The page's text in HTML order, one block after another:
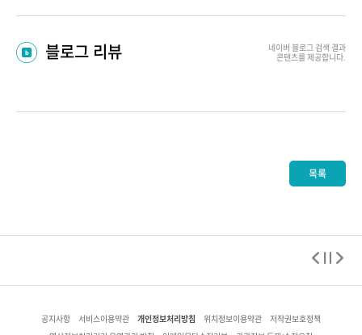
블로그 리뷰 네이버 블로그 검색 결과
콘텐츠를 제공합니다.
목록
공지사항 서비스이용약관 개인정보처리방침 위치정보이용약관 저작권보호정책